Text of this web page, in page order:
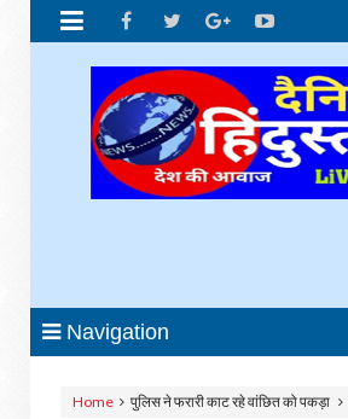

Navigation
Home पुलिस ने फरारी काट रहे वांछित को पकड़ा